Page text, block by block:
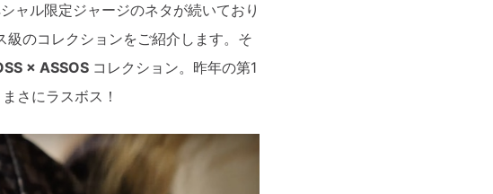
ャル限定ジャージのネタが続いており
のコレクションをご紹介します。そ
× ASSOS コレクション。昨年の第1
さにラスボス！